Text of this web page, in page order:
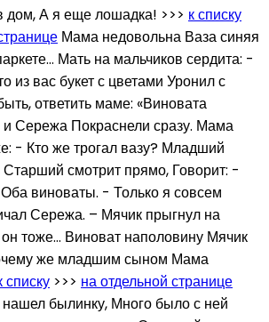
дом, А я еще лошадка! >>> к списку
Мама недовольна Ваза синяя
Мать на мальчиков сердита: -
из вас букет с цветами Уронил с
ответить маме: «Виновата
Сережа Покраснели сразу. Мама
- Кто же трогал вазу? Младший
Старший смотрит прямо, Говорит: -
виноваты. - Только я совсем
Сережа. – Мячик прыгнул на
тоже… Виноват наполовину Мячик
же младшим сыном Мама
списку >>> на отдельной странице
былинку, Много было с ней